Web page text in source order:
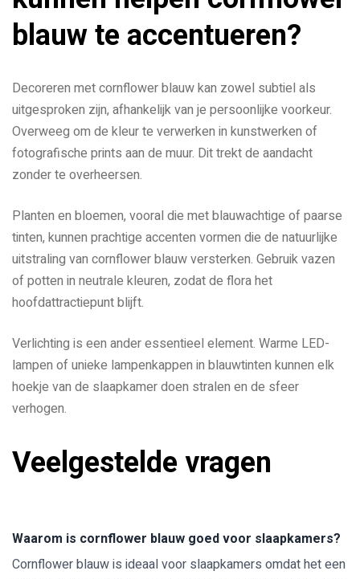
blauw te accentueren?
Decoreren met cornflower blauw kan zowel subtiel als
uitgesproken zijn, afhankelijk van je persoonlijke voorkeur.
Overweeg om de kleur te verwerken in kunstwerken of
fotografische prints aan de muur. Dit trekt de aandacht
zonder te overheersen.
Planten en bloemen, vooral die met blauwachtige of paarse
tinten, kunnen prachtige accenten vormen die de natuurlijke
uitstraling van cornflower blauw versterken. Gebruik vazen
of potten in neutrale kleuren, zodat de flora het
hoofdattractiepunt blijft.
Verlichting is een ander essentieel element. Warme LED-
lampen of unieke lampenkappen in blauwtinten kunnen elk
hoekje van de slaapkamer doen stralen en de sfeer
verhogen.
Veelgestelde vragen
Waarom is cornflower blauw goed voor slaapkamers?
Cornflower blauw is ideaal voor slaapkamers omdat het een